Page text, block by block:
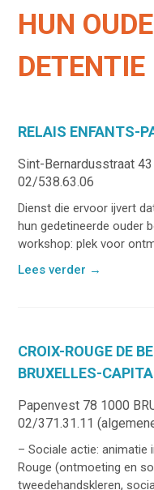
HUN
DETENTIE
RELAIS ENFANTS-
Sint-Bernardusstraat
02/538.63.06
Dienst die ervoor ijvert
hun gedetineerde ouder
workshop: plek voor
Lees verder →
CROIX-ROUGE DE
BRUXELLES-
Papenvest 78 1000
02/371.31.11
– Sociale actie: animatie
Rouge (ontmoeting en
tweedehandskleren,